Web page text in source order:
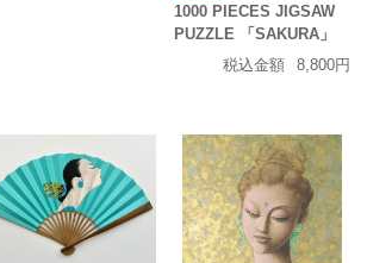
1000 PIECES JIGSAW
PUZZLE 「SAKURA」
税込金額
8,800円